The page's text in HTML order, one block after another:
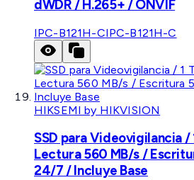
dWDR / H.265+ / ONVIF
IPC-B121H-CIPC-B121H-C
HIKSEMI by HIKVISION
SSD para Videovigilancia /
Lectura 560 MB/s /
24/7 / Incluye Base